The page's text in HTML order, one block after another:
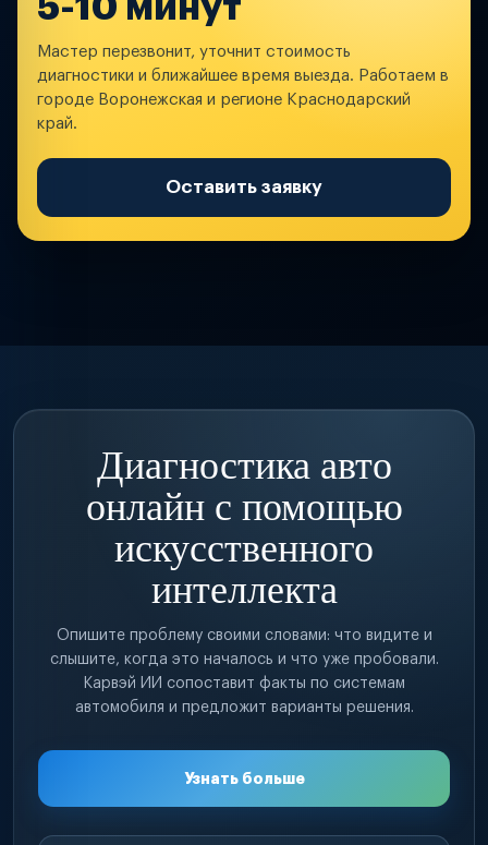
5-10 минут
Мастер перезвонит, уточнит стоимость
диагностики и ближайшее время выезда. Работаем в
городе Воронежская и регионе Краснодарский
край.
Оставить заявку
Диагностика авто
онлайн с помощью
искусственного
интеллекта
Опишите проблему своими словами: что видите и
слышите, когда это началось и что уже пробовали.
Карвэй ИИ сопоставит факты по системам
автомобиля и предложит варианты решения.
Узнать больше